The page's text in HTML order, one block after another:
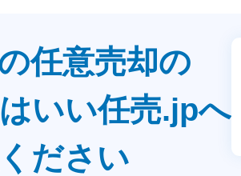
任意売却の
いい任売.jpへ
ださい